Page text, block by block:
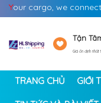
Your cargo, we
Tận
Giá ổn định nhất
TRANG CHỦ GIỚI